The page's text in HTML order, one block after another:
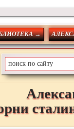
→